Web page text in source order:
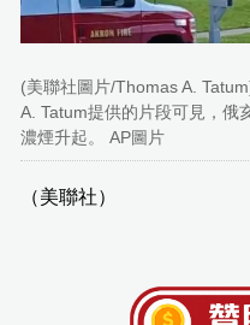
(美聯社圖片/Thomas A.
A. Tatum提供的片段可見，俄
濃煙升起。 AP圖片
（美聯社）